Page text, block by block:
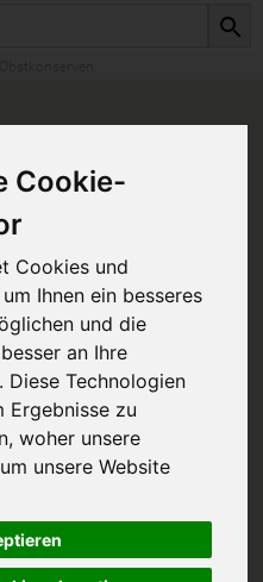
Cookie-
Cookies und
Ihnen ein besseres
und die
an Ihre
Diese Technologien
Ergebnisse zu
woher unsere
unsere Website